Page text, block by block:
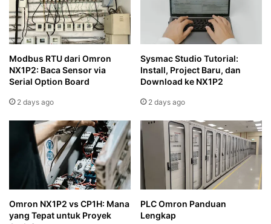
Modbus RTU dari Omron
NX1P2: Baca Sensor via
Serial Option Board
2 days ago
Sysmac Studio Tutorial:
Install, Project Baru, dan
Download ke NX1P2
2 days ago
Omron NX1P2 vs CP1H: Mana
yang Tepat untuk Proyek
PLC Omron Panduan
Lengkap